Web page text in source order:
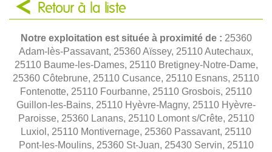
Retour à la liste
Notre exploitation est située à proximité de : 25360
Adam-lès-Passavant, 25360 Aïssey, 25110 Autechaux,
25110 Baume-les-Dames, 25110 Bretigney-Notre-Dame,
25360 Côtebrune, 25110 Cusance, 25110 Esnans, 25110
Fontenotte, 25110 Fourbanne, 25110 Grosbois, 25110
Guillon-les-Bains, 25110 Hyèvre-Magny, 25110 Hyèvre-
Paroisse, 25360 Lanans, 25110 Lomont s/Crête, 25110
Luxiol, 25110 Montivernage, 25360 Passavant, 25110
Pont-les-Moulins, 25360 St-Juan, 25430 Servin, 25110